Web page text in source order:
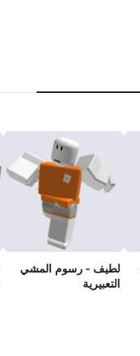
لطيف - رسوم المشي
التعبيرية